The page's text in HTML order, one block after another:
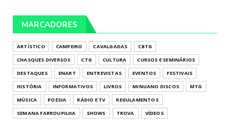
MARCADORES
ARTÍSTICO CAMPEIRO CAVALGADAS
CBTG
CHASQUES DIVERSOS
CTG CULTURA
CURSOS E SEMINÁRIOS
DESTAQUES
ENART ENTREVISTAS EVENTOS
FESTIVAIS
HISTÓRIA
INFORMATIVOS LIVROS MINUANO DISCOS
MTG
MÚSICA
POESIA RÁDIO E TV
REGULAMENTOS
SEMANA FARROUPILHA
SHOWS TROVA VÍDEOS